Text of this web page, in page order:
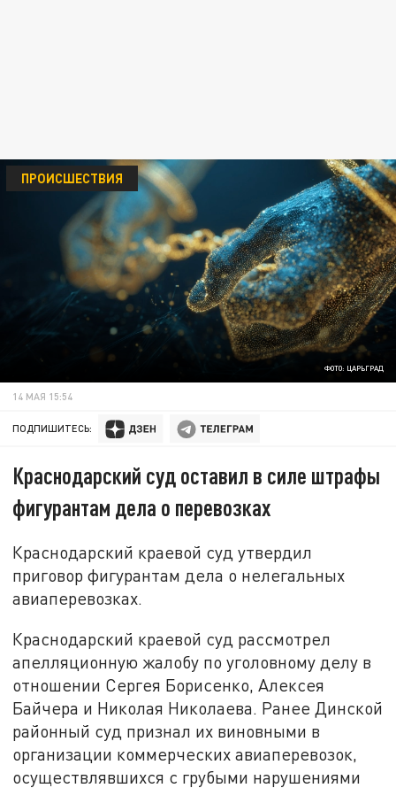
ФОТО: ЦАРЬГРАД
ПРОИСШЕСТВИЯ
14 МАЯ 15:54
ПОДПИШИТЕСЬ:
Краснодарский суд оставил в силе штрафы
фигурантам дела о перевозках
Краснодарский краевой суд утвердил
приговор фигурантам дела о нелегальных
авиаперевозках.
Краснодарский краевой суд рассмотрел
апелляционную жалобу по уголовному делу в
отношении Сергея Борисенко, Алексея
Байчера и Николая Николаева. Ранее Динской
районный суд признал их виновными в
организации коммерческих авиаперевозок,
осуществлявшихся с грубыми нарушениями